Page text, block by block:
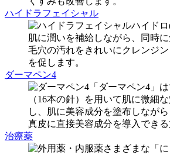
ハイドラフェイシャル
ハイド
肌に潤いを補給しながら、同時に
毛穴の汚れをきれいにクレンジ
を促します。
ダーマペン4
「ダーマペン4」
（16本の針）を用いて肌に微細
し、肌に美容成分を塗布しなが
真皮に直接美容成分を導入できる
治療薬
さまざまな「